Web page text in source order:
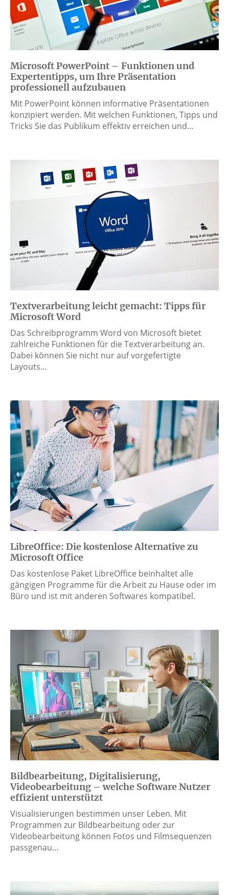
Microsoft PowerPoint – Funktionen und
Expertentipps, um Ihre Präsentation
professionell aufzubauen
Mit PowerPoint können informative Präsentationen
konzipiert werden. Mit welchen Funktionen, Tipps und
Tricks Sie das Publikum effektiv erreichen und…
Textverarbeitung leicht gemacht: Tipps für
Microsoft Word
Das Schreibprogramm Word von Microsoft bietet
zahlreiche Funktionen für die Textverarbeitung an.
Dabei können Sie nicht nur auf vorgefertigte
Layouts…
LibreOffice: Die kostenlose Alternative zu
Microsoft Office
Das kostenlose Paket LibreOffice beinhaltet alle
gängigen Programme für die Arbeit zu Hause oder im
Büro und ist mit anderen Softwares kompatibel.
Bildbearbeitung, Digitalisierung,
Videobearbeitung – welche Software Nutzer
effizient unterstützt
Visualisierungen bestimmen unser Leben. Mit
Programmen zur Bildbearbeitung oder zur
Videobearbeitung können Fotos und Filmsequenzen
passgenau…